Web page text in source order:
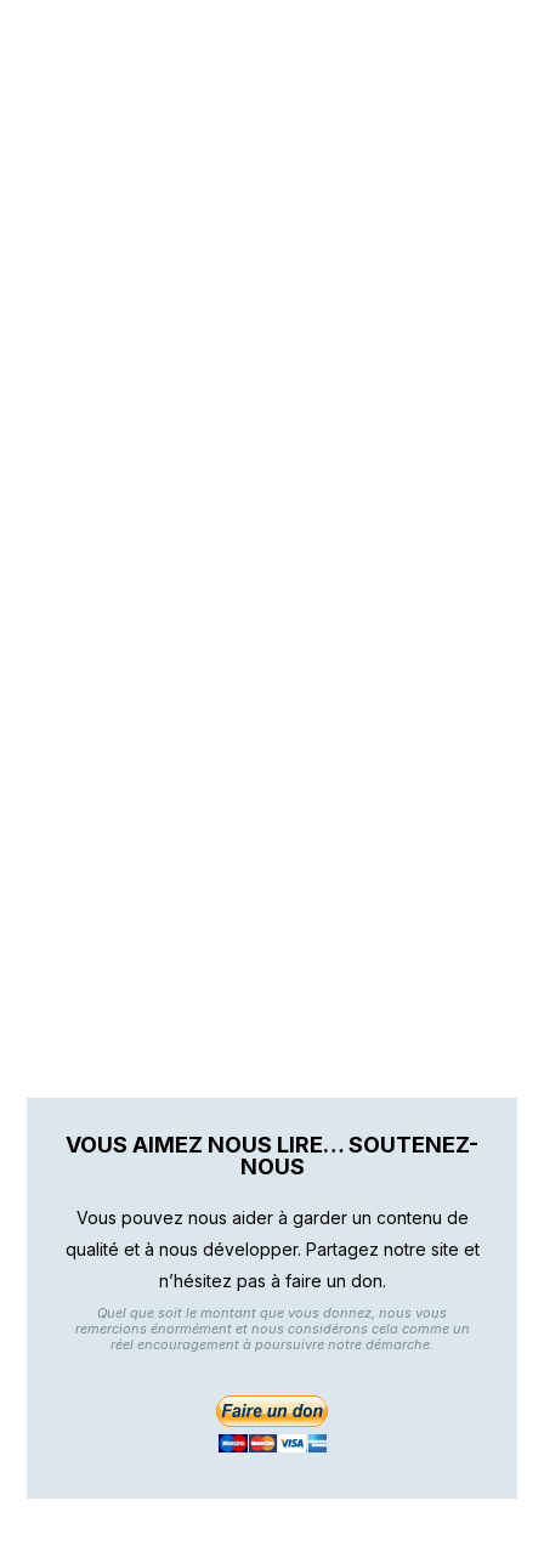
VOUS AIMEZ NOUS LIRE… SOUTENEZ-
NOUS
Vous pouvez nous aider à garder un contenu de
qualité et à nous développer. Partagez notre site et
n’hésitez pas à faire un don.
Quel que soit le montant que vous donnez, nous vous
remercions énormément et nous considérons cela comme un
réel encouragement à poursuivre notre démarche.